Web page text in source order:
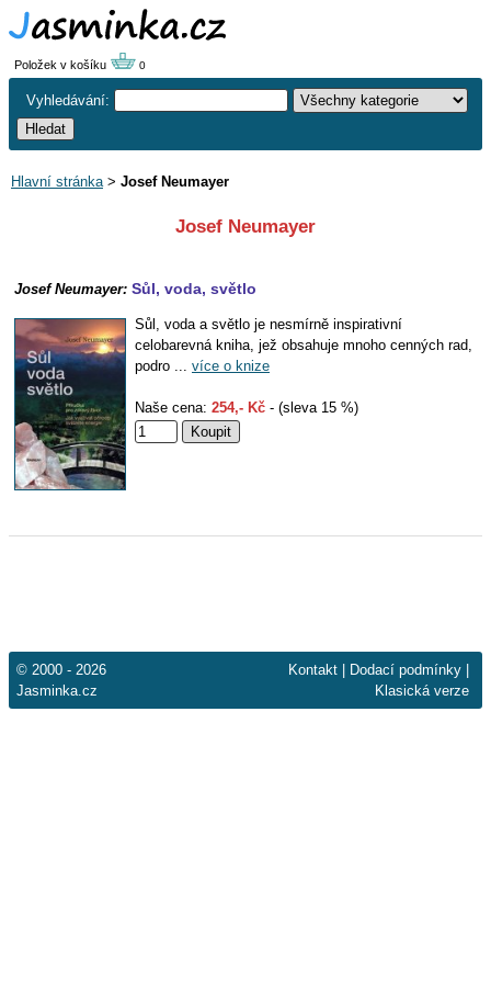
Položek v košíku 0
Vyhledávání:
Hlavní stránka> Josef Neumayer
Josef Neumayer
Josef Neumayer: Sůl, voda, světlo
Sůl, voda a světlo je nesmírně inspirativní
celobarevná kniha, jež obsahuje mnoho cenných rad,
podro ... více o knize
Naše cena: 254,- Kč - (sleva 15 %)
© 2000 - 2026
Jasminka.cz
Kontakt Dodací podmínky